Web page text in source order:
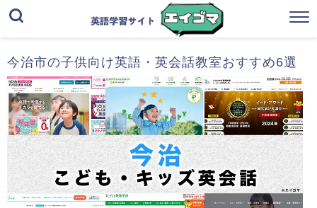
今治市の子供向け英語・英会話教室おすすめ6選